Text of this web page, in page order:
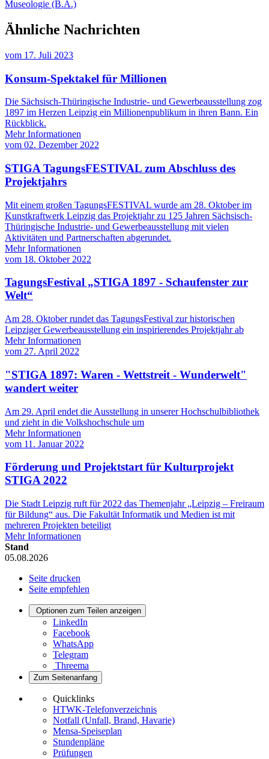
Museologie (B.A.)
Ähnliche Nachrichten
vom 17. Juli 2023
Konsum-Spektakel für Millionen
Die Sächsisch-Thüringische Industrie- und Gewerbeausstellung zog
1897 im Herzen Leipzig ein Millionenpublikum in ihren Bann. Ein
Rückblick.
Mehr Informationen
vom 02. Dezember 2022
STIGA TagungsFESTIVAL zum Abschluss des
Projektjahrs
Mit einem großen TagungsFESTIVAL wurde am 28. Oktober im
Kunstkraftwerk Leipzig das Projektjahr zu 125 Jahren Sächsisch-
Thüringische Industrie- und Gewerbeausstellung mit vielen
Aktivitäten und Partnerschaften abgerundet.
Mehr Informationen
vom 18. Oktober 2022
TagungsFestival „STIGA 1897 - Schaufenster zur
Welt“
Am 28. Oktober rundet das TagungsFestival zur historischen
Leipziger Gewerbeausstellung ein inspirierendes Projektjahr ab
Mehr Informationen
vom 27. April 2022
"STIGA 1897: Waren - Wettstreit - Wunderwelt"
wandert weiter
Am 29. April endet die Ausstellung in unserer Hochschulbibliothek
und zieht in die Volkshochschule um
Mehr Informationen
vom 11. Januar 2022
Förderung und Projektstart für Kulturprojekt
STIGA 2022
Die Stadt Leipzig ruft für 2022 das Themenjahr „Leipzig – Freiraum
für Bildung“ aus. Die Fakultät Informatik und Medien ist mit
mehreren Projekten beteiligt
Mehr Informationen
Stand
05.08.2026
Seite drucken
Seite empfehlen
Optionen zum Teilen anzeigen
LinkedIn
Facebook
WhatsApp
Telegram
Threema
Zum Seitenanfang
Quicklinks
HTWK-Telefonverzeichnis
Notfall (Unfall, Brand, Havarie)
Mensa-Speiseplan
Stundenpläne
Prüfungen